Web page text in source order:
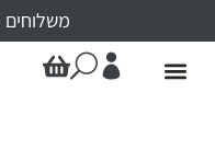
משלוחים